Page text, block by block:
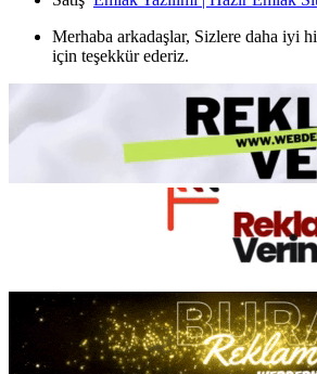
Merhaba arkadaşlar, Sizlere daha iyi
için teşekkür ederiz.